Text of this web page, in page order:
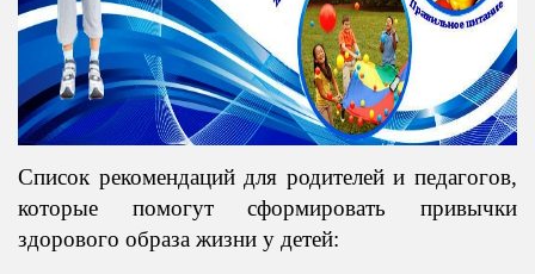
Список рекомендаций для родителей и педагогов,
которые помогут сформировать привычки
здорового образа жизни у детей: